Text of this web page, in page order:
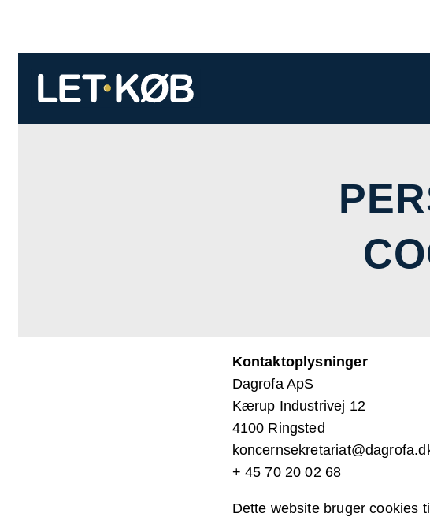
Kontaktoplysninger
Dagrofa ApS
Kærup Industrivej 12
4100 Ringsted
+ 45 70 20 02 68
Dette website bruger cookies